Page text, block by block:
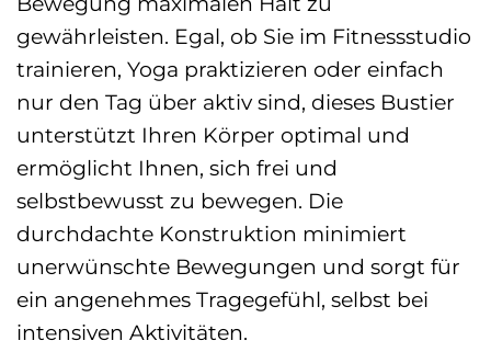
gewährleisten. Egal, ob Sie im Fitnessstudio
trainieren, Yoga praktizieren oder einfach
nur den Tag über aktiv sind, dieses Bustier
unterstützt Ihren Körper optimal und
ermöglicht Ihnen, sich frei und
selbstbewusst zu bewegen. Die
durchdachte Konstruktion minimiert
unerwünschte Bewegungen und sorgt für
ein angenehmes Tragegefühl, selbst bei
intensiven Aktivitäten.